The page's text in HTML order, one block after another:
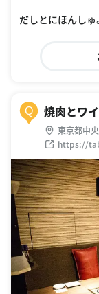
だしとにほんしゅ。
Q 焼肉とワ
東京都中
https://